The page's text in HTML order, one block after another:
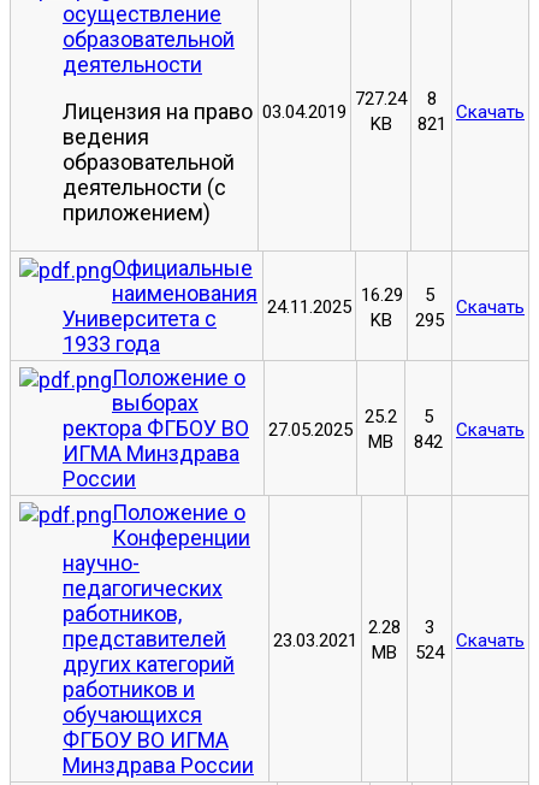
осуществление
образовательной
деятельности
Лицензия на право
ведения
образовательной
деятельности (с
приложением)
03.04.2019
727.24
KB
8
821
Скачать
Официальные
наименования
Университета с
1933 года
24.11.2025
16.29
KB
5
295
Скачать
Положение о
выборах
ректора ФГБОУ ВО
ИГМА Минздрава
России
27.05.2025
25.2
MB
5
842
Скачать
Положение о
Конференции
научно-
педагогических
работников,
представителей
других категорий
работников и
обучающихся
ФГБОУ ВО ИГМА
Минздрава России
23.03.2021
2.28
MB
3
524
Скачать